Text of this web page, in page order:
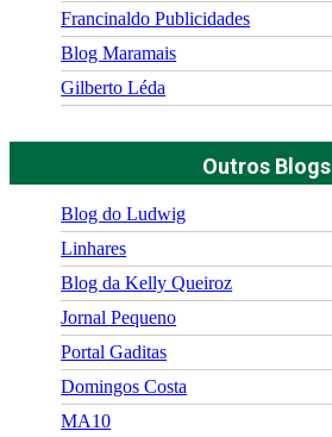
Francinaldo Publicidades
Blog Maramais
Gilberto Léda
Outros Blogs
Blog do Ludwig
Linhares
Blog da Kelly Queiroz
Jornal Pequeno
Portal Gaditas
Domingos Costa
MA10